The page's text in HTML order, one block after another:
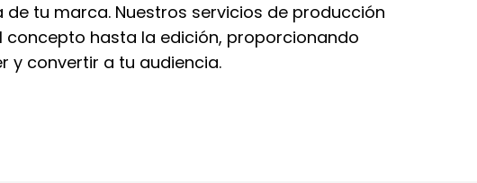
tu marca. Nuestros servicios de producción
hasta la edición, proporcionando
y convertir a tu audiencia.